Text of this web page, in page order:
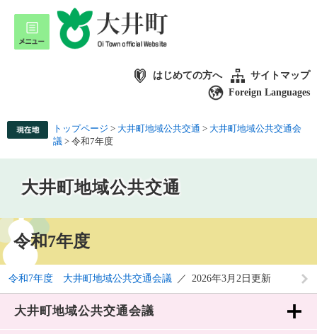
はじめての方へ
サイトマップ
Foreign Languages
トップページ > 大井町地域公共交通 > 大井町地域公共交通会
議 > 令和7年度
大井町地域公共交通
大井町地域公共交通会議
令和7年度
令和7年度 大井町地域公共交通会議 2026年3月2日更新